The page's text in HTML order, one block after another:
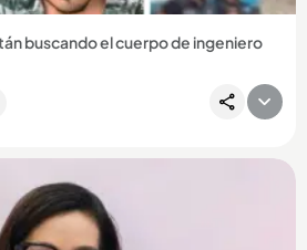
buscando el cuerpo de ingeniero
del grupo El Mesa. Se investiga si